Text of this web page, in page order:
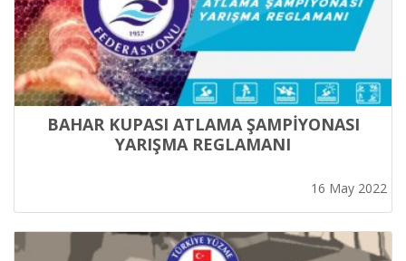
BAHAR KUPASI ATLAMA ŞAMPİYONASI
YARIŞMA REGLAMANI
16 May 2022